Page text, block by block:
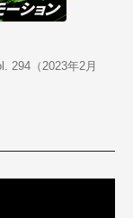
294（2023年2月